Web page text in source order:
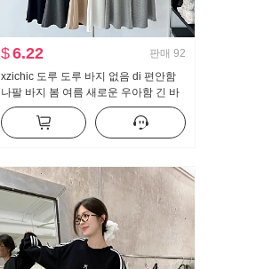
$6.22 판매 92
xzichic 도루 도루 바지 없음 di 편안함
나팔 바지 봄 여름 새로운 우아함 긴 바
지 슬림해 보이는 캐주얼 바지 여성